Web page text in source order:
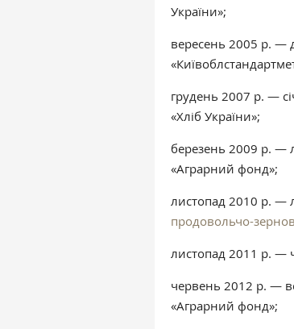
України»;
вересень 2005 р. —
грудень 2007 р. —
«Хліб України»;
березень 2009 р. —
«Аграрний фонд»;
листопад 2010 р. —
продовольчо-
листопад 2011 р. —
червень 2012 р. —
«Аграрний фонд»;